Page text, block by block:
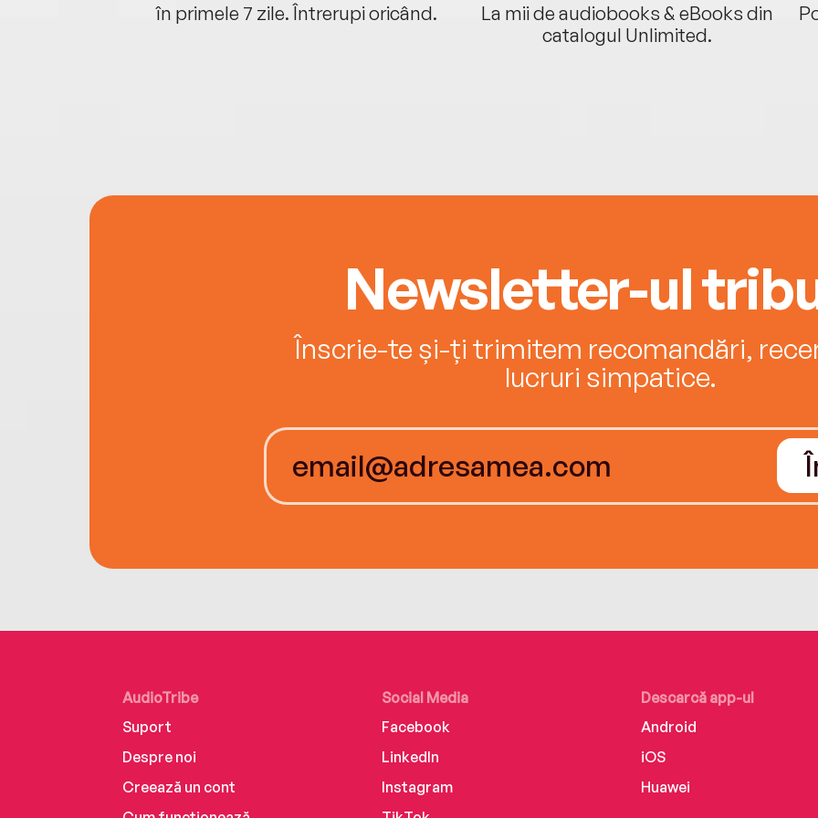
în primele 7 zile. Întrerupi oricând.
La mii de audiobooks & eBooks din
catalogul Unlimited.
Newsletter-ul
Înscrie-te și-ți trimitem recomandări,
lucruri simpatice.
AudioTribe
Suport
Despre noi
Creează un cont
Social Media
Facebook
LinkedIn
Instagram
Descarcă app-ul
Android
iOS
Huawei